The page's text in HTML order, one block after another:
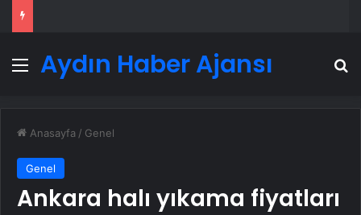
Menü
Aydın Haber Ajansı
Anasayfa / Genel
Genel
Ankara halı yıkama fiyatları